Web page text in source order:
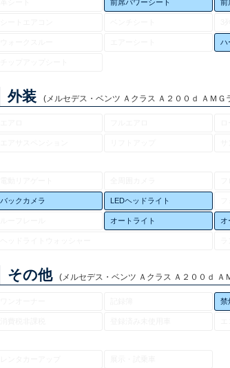
前席パワーシート 前
ハ
外装 (メルセデス・ベンツ Ａクラス Ａ２００ｄ ＡＭ
バックカメラ LEDヘッドライト
オートライト オ
その他 (メルセデス・ベンツ Ａクラス Ａ２００ｄ
禁